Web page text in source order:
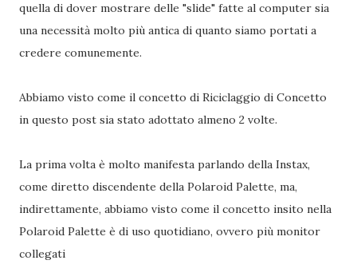
quella di dover mostrare delle "slide" fatte al computer sia
una necessità molto più antica di quanto siamo portati a
credere comunemente.
Abbiamo visto come il concetto di Riciclaggio di Concetto
in questo post sia stato adottato almeno 2 volte.
La prima volta è molto manifesta parlando della Instax,
come diretto discendente della Polaroid Palette, ma,
indirettamente, abbiamo visto come il concetto insito nella
Polaroid Palette è di uso quotidiano, ovvero più monitor
collegati